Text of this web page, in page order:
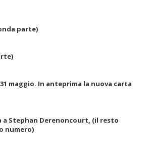
parte)
maggio. In anteprima la nuova carta
a Stephan Derenoncourt, (il resto
numero)